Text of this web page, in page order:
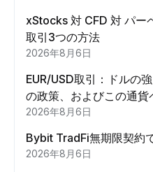
xStocks 対 CFD 対 パー
取引3つの方法
2026年8月6日
EUR/USD取引：ドルの
の政策、およびこの通貨
2026年8月6日
Bybit TradFi無期限契約
2026年8月6日